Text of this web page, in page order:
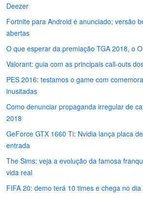
Deezer
Fortnite para Android é anunciado; versão
abertas
O que esperar da premiação TGA 2018, o
Valorant: guia com as principais call-outs
PES 2016: testamos o game com
inusitadas
Como denunciar propaganda irregular de
2018
GeForce GTX 1660 Ti: Nvidia lança placa
entrada
The Sims: veja a evolução da famosa
vida real
FIFA 20: demo terá 10 times e chega no